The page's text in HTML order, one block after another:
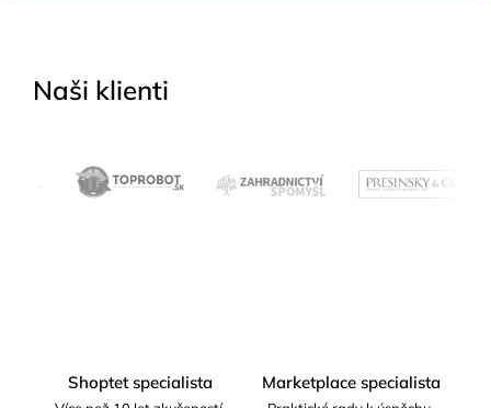
Naši klienti
Shoptet specialista Marketplace specialista